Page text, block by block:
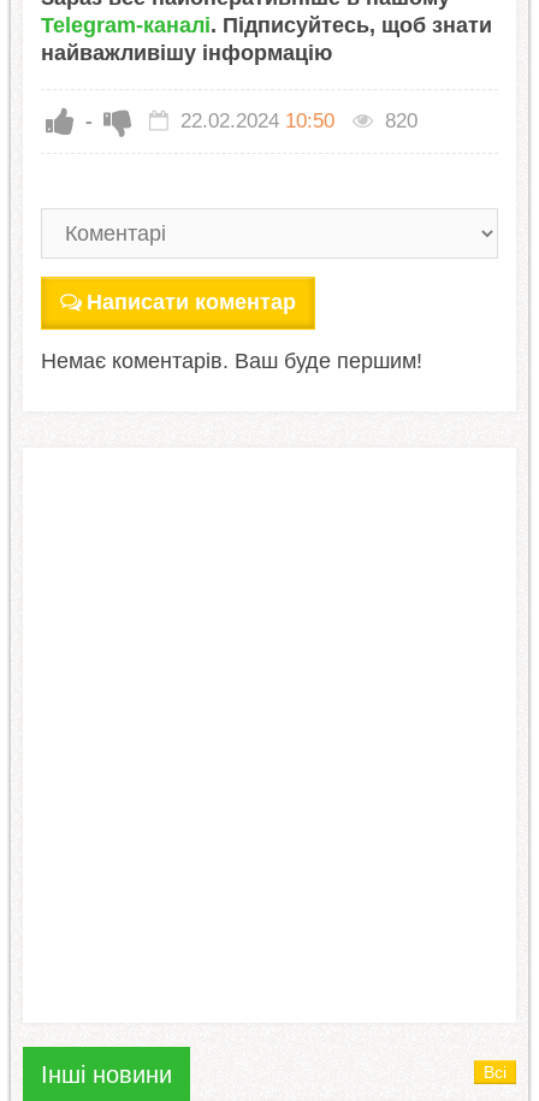
Telegram-каналі. Підписуйтесь, щоб знати
найважливішу інформацію
- 22.02.2024 10:50 820
Написати коментар
Немає коментарів. Ваш буде першим!
Інші новини Всі